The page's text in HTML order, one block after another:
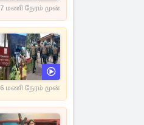
7 மணி நேரம் முன்
6 மணி நேரம் முன்